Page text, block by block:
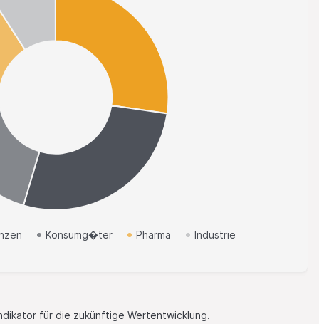
Konsumg�ter Pharma Industrie
für die zukünftige Wertentwicklung.
auf dieser
Market Maker
Die Handels-
darauf haben,
Performance
sein, und
Auch
den Besitz oder
Gesetzen und
irgendeiner Form